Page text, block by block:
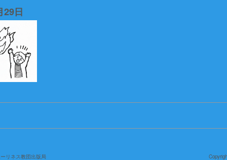
29日
リネス教団出版局